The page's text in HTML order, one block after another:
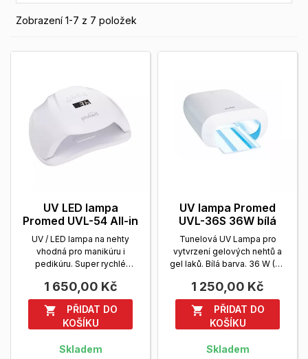
Zobrazení 1-7 z 7 položek
UV LED lampa
Promed UVL-54 All-in
UV / LED lampa na nehty
vhodná pro manikúru i
pedikúru. Super rychlé
Zobrazit více
1 650,00 Kč

PŘIDAT DO
KOŠÍKU
Skladem
UV lampa Promed
UVL-36S 36W bílá
Tunelová UV Lampa pro
vytvrzení gelových nehtů a
gel laků. Bílá barva. 36 W (4x
1 250,00 Kč

PŘIDAT DO
KOŠÍKU
Skladem